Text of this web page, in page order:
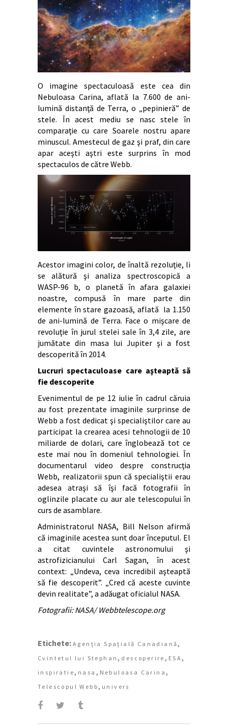
O imagine spectaculoasă este cea din
Nebuloasa Carina, aflată la 7.600 de ani-
lumină distanţă de Terra, o „pepinieră” de
stele. În acest mediu se nasc stele în
comparaţie cu care Soarele nostru apare
minuscul. Amestecul de gaz şi praf, din care
apar aceşti aştri este surprins în mod
spectaculos de către Webb.
Acestor imagini color, de înaltă rezoluţie, li
se alătură şi analiza spectroscopică a
WASP-96 b, o planetă în afara galaxiei
noastre, compusă în mare parte din
elemente în stare gazoasă, aflată la 1.150
de ani-lumină de Terra. Face o mişcare de
revoluţie în jurul stelei sale în 3,4 zile, are
jumătate din masa lui Jupiter şi a fost
descoperită în 2014.
Lucruri spectaculoase care aşteaptă să
fie descoperite
Evenimentul de pe 12 iulie în cadrul căruia
au fost prezentate imaginile surprinse de
Webb a fost dedicat şi specialiştilor care au
participat la crearea acesi tehnologii de 10
miliarde de dolari, care înglobează tot ce
este mai nou în domeniul tehnologiei. În
documentarul video despre construcţia
Webb, realizatorii spun că specialiştii erau
adesea atraşi să îşi facă fotografii în
oglinzile placate cu aur ale telescopului în
curs de asamblare.
Administratorul NASA, Bill Nelson afirmă
că imaginile acestea sunt doar începutul. El
a citat cuvintele astronomului şi
astrofizicianului Carl Sagan, în acest
context: „Undeva, ceva incredibil aşteaptă
să fie descoperit”. „Cred că aceste cuvinte
devin realitate”, a adăugat oficialul NASA.
Fotografii: NASA/ Webbtelescope.org
Etichete: Agenţia Spaţială Canadiană,
Cvintetul lui Stephan, descoperire , ESA,
inspiratie, nasa , Nebuloasa Carina,
Telescopul Webb, univers